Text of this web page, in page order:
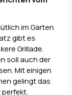
im Garten
gibt es
Grillade.
soll auch der
Mit einigen
gelingt das
perfekt.